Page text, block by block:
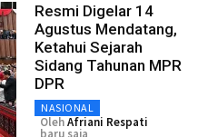
Resmi Digelar 14
Agustus Mendatang,
Ketahui Sejarah
Sidang Tahunan MPR
DPR
NASIONAL
OlehAfriani Respati
baru saja